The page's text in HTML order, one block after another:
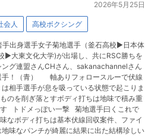
2026年5月25日
会人 高校ボクシング
手出身選手女子菊地選手（釜石高校▶︎日本体
▶︎大東文化大学)が出場し、共にRSC勝ちを
グ連盟さんCHさん、sakanachannelさん
！（青） 軸ありフォロースルーで伏線
相手選手が息を吸っている状態で起こりま
のを削ぎ落とすボディ打ちは地味で積み重
トドメっぽい一撃 菊地選手曰くこれで
なボディ打ちは基本伏線回収案件、ファイ
味なパンチが綺麗に結果に出た結構珍しい